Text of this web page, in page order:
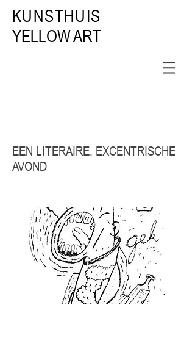
KUNSTHUIS
YELLOW ART
EEN LITERAIRE, EXCENTRISCHE
AVOND